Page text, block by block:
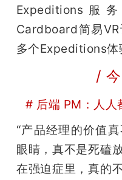
Expeditions服
Cardboard简易
多个Expeditions体
/
# 后端 PM：人人
“产品经理的价值
眼睛，真不是死磕
在强迫症里，真的